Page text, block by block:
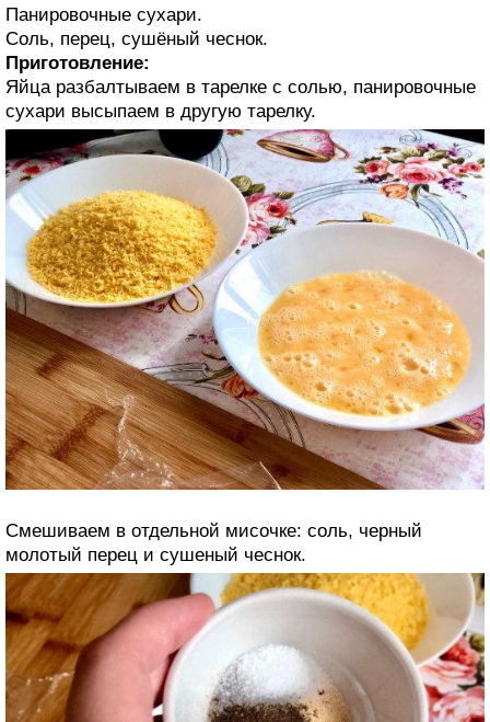
Панировочные сухари.
Соль, перец, сушёный чеснок.
Приготовление:
Яйца разбалтываем в тарелке с солью, панировочные
сухари высыпаем в другую тарелку.
Смешиваем в отдельной мисочке: соль, черный
молотый перец и сушеный чеснок.